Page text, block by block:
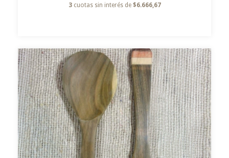
3 cuotas sin interés de $6.666,67